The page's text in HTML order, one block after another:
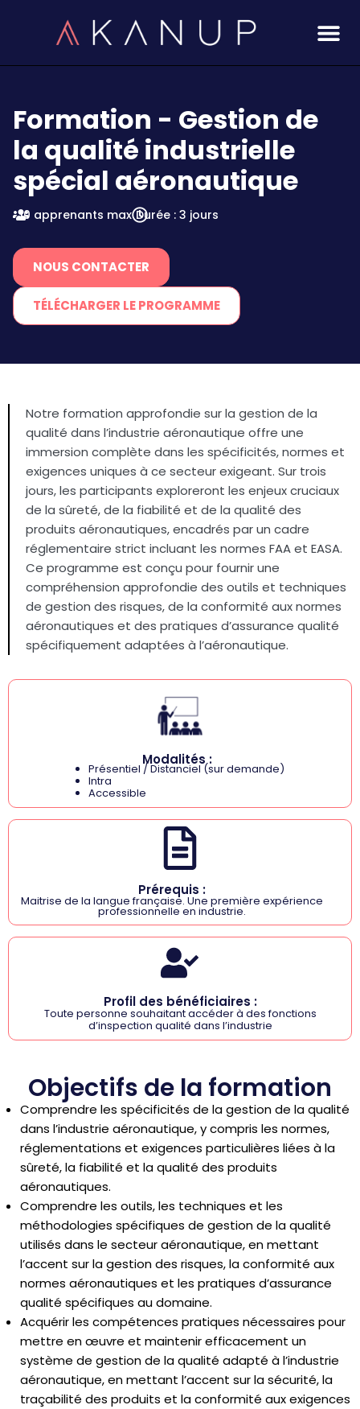
au
Formation - Gestion de
la qualité industrielle
spécial aéronautique
10 apprenants max Durée : 3 jours
NOUS CONTACTER
TÉLÉCHARGER LE PROGRAMME
Notre formation approfondie sur la gestion de la
qualité dans l’industrie aéronautique offre une
immersion complète dans les spécificités, normes et
exigences uniques à ce secteur exigeant. Sur trois
jours, les participants exploreront les enjeux cruciaux
de la sûreté, de la fiabilité et de la qualité des
produits aéronautiques, encadrés par un cadre
réglementaire strict incluant les normes FAA et EASA.
Ce programme est conçu pour fournir une
compréhension approfondie des outils et techniques
de gestion des risques, de la conformité aux normes
aéronautiques et des pratiques d’assurance qualité
spécifiquement adaptées à l’aéronautique.
Modalités :
Présentiel / Distanciel (sur demande)
Intra
Accessible
Prérequis :
Maitrise de la langue française. Une première expérience
professionnelle en industrie.
Profil des bénéficiaires :
Toute personne souhaitant accéder à des fonctions
d’inspection qualité dans l’industrie
Objectifs de la formation
Comprendre les spécificités de la gestion de la qualité
dans l’industrie aéronautique, y compris les normes,
réglementations et exigences particulières liées à la
sûreté, la fiabilité et la qualité des produits
aéronautiques.
Comprendre les outils, les techniques et les
méthodologies spécifiques de gestion de la qualité
utilisés dans le secteur aéronautique, en mettant
l’accent sur la gestion des risques, la conformité aux
normes aéronautiques et les pratiques d’assurance
qualité spécifiques au domaine.
Acquérir les compétences pratiques nécessaires pour
mettre en œuvre et maintenir efficacement un
système de gestion de la qualité adapté à l’industrie
aéronautique, en mettant l’accent sur la sécurité, la
traçabilité des produits et la conformité aux exigences